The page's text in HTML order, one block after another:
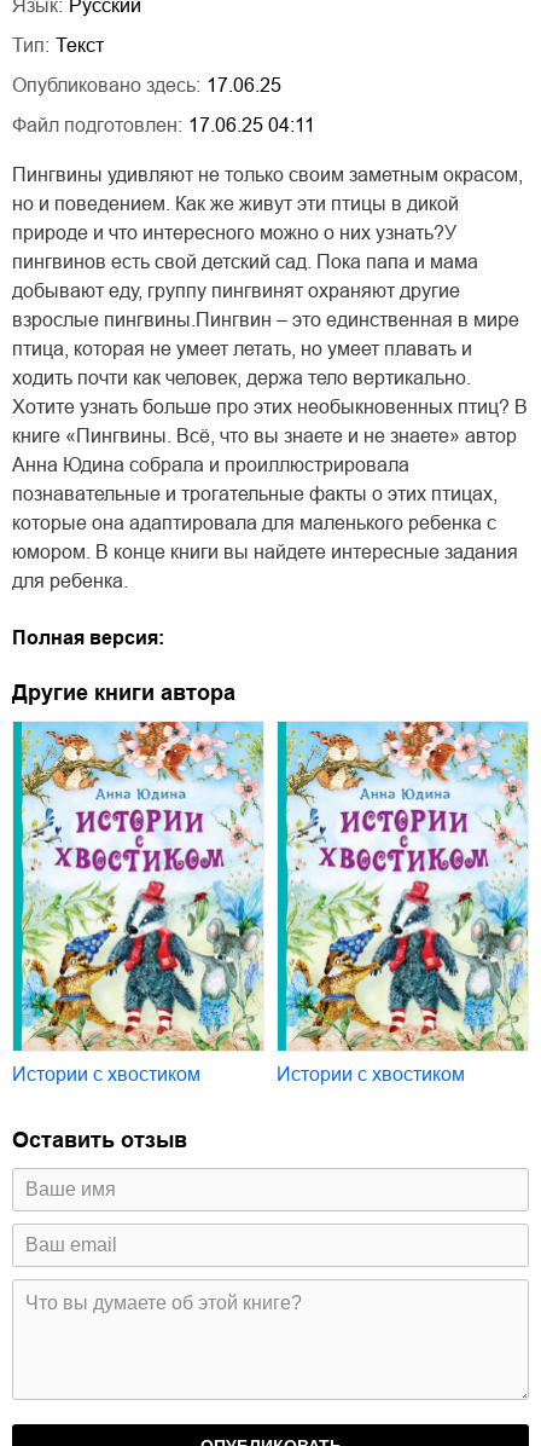
Язык: Русский
Тип: Текст
Опубликовано здесь: 17.06.25
Файл подготовлен: 17.06.25 04:11
Пингвины удивляют не только своим заметным окрасом,
но и поведением. Как же живут эти птицы в дикой
природе и что интересного можно о них узнать?У
пингвинов есть свой детский сад. Пока папа и мама
добывают еду, группу пингвинят охраняют другие
взрослые пингвины.Пингвин – это единственная в мире
птица, которая не умеет летать, но умеет плавать и
ходить почти как человек, держа тело вертикально.
Хотите узнать больше про этих необыкновенных птиц? В
книге «Пингвины. Всё, что вы знаете и не знаете» автор
Анна Юдина собрала и проиллюстрировала
познавательные и трогательные факты о этих птицах,
которые она адаптировала для маленького ребенка с
юмором. В конце книги вы найдете интересные задания
для ребенка.
Полная версия:
Другие книги автора
Истории с хвостиком Истории с хвостиком
Оставить отзыв